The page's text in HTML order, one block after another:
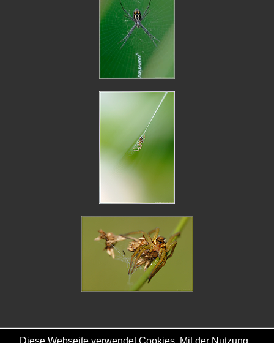
Diese Webseite verwendet Cookies. Mit der Nutzung